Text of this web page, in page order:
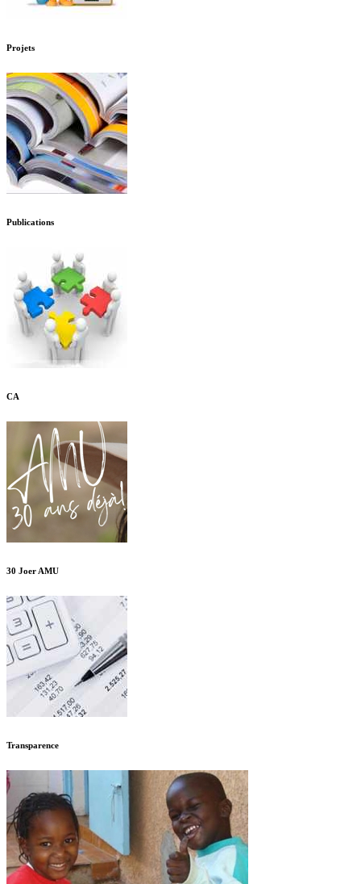
Projets
Publications
CA
30 Joer AMU
Transparence